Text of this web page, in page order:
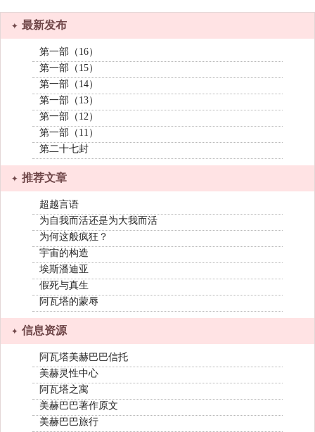
最新发布
第一部（16）
第一部（15）
第一部（14）
第一部（13）
第一部（12）
第一部（11）
第二十七封
推荐文章
超越言语
为自我而活还是为大我而活
为何这般疯狂？
宇宙的构造
埃斯潘迪亚
假死与真生
阿瓦塔的蒙辱
信息资源
阿瓦塔美赫巴巴信托
美赫灵性中心
阿瓦塔之寓
美赫巴巴著作原文
美赫巴巴旅行